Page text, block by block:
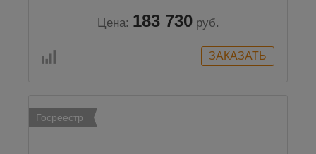
Цена: 183 730 руб.
Госреестр